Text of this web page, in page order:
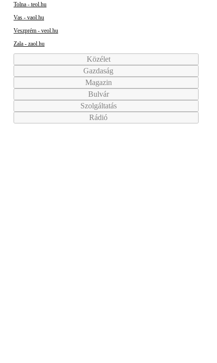
Tolna - teol.hu
Vas - vaol.hu
Veszprém - veol.hu
Zala - zaol.hu
Közélet
Gazdaság
Magazin
Bulvár
Szolgáltatás
Rádió